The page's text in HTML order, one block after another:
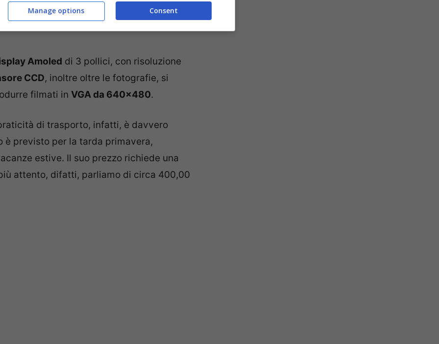
Amoled di 3 pollici, con risoluzione
CCD, inoltre oltre le fotografie, si
filmati in VGA da 640×480.
di trasporto, infatti, è davvero
è previsto per la tarda primavera,
estive. Il suo prezzo richiede una
attento, difatti, parliamo di circa 400,00
Consent
Manage options